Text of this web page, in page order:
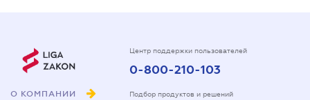
О КОМПАНИИ
Центр поддержки пользователей
0-800-210-103
Подбор продуктов и решений